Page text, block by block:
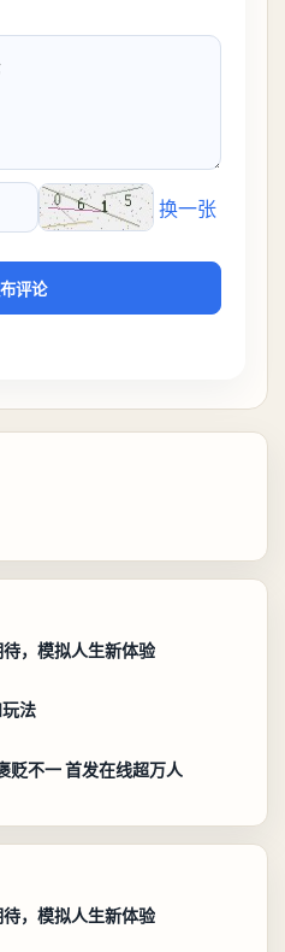
换一张
评论
，模拟人生新体验
法
贬不一 首发在线超万人
，模拟人生新体验